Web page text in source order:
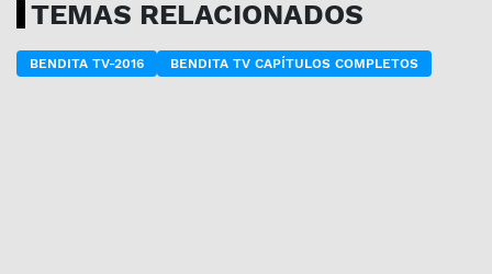
TEMAS RELACIONADOS
BENDITA TV-2016 BENDITA TV CAPÍTULOS COMPLETOS